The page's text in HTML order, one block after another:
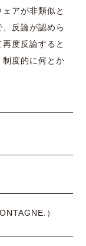
アが非類似と
反論が認めら
度反論すると
度的に何とか
）